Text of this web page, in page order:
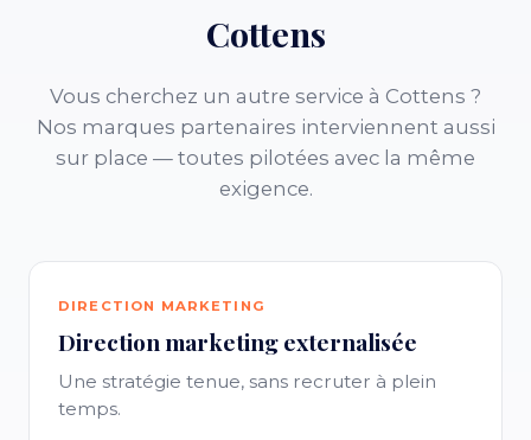
Cottens
Vous cherchez un autre service à Cottens ?
Nos marques partenaires interviennent aussi
sur place — toutes pilotées avec la même
exigence.
DIRECTION MARKETING
Direction marketing externalisée
Une stratégie tenue, sans recruter à plein
temps.